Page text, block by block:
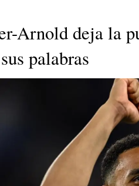
Arnold deja la
palabras